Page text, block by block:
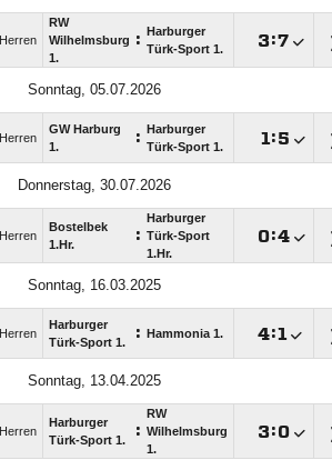
Herren
RW
Wilhelmsburg
1.
:
Harburger
Türk-Sport 1.
:
Sonntag, 05.07.2026
Herren
GW Harburg
1.
:
Harburger
Türk-Sport 1.
:
Donnerstag, 30.07.2026
Herren
Bostelbek
1.Hr.
:
Harburger
Türk-Sport
1.Hr.
:
Sonntag, 16.03.2025
Herren
Harburger
Türk-Sport 1.
: Hammonia 1. :
Sonntag, 13.04.2025
Herren
Harburger
Türk-Sport 1.
:
RW
Wilhelmsburg
1.
: